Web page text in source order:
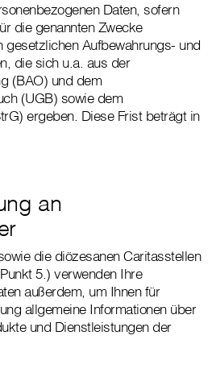
Daten, sofern
die genannten Zwecke
gesetzlichen Aufbewahrungs- und
die sich u.a. aus der
(BAO) und dem
(UGB) sowie dem
ergeben. Diese Frist beträgt in
an
die diözesanen Caritasstellen
5.) verwenden Ihre
außerdem, um Ihnen für
allgemeine Informationen über
und Dienstleistungen der